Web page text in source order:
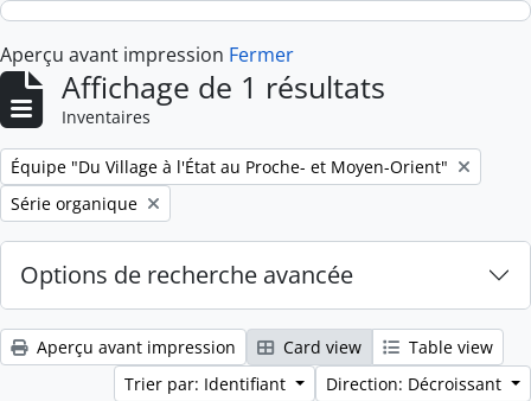
Skip to main content
Aperçu avant impression Fermer
Affichage de 1 résultats
Inventaires
Remove filter:
Équipe "Du Village à l'État au Proche- et Moyen-Orient"
Remove filter:
Série organique
Options de recherche avancée
Aperçu avant impression Card view
Table view
Trier par: Identifiant
Direction: Décroissant